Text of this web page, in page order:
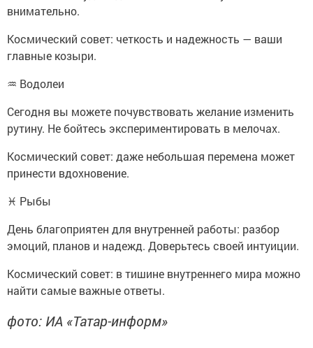
внимательно.
Космический совет: четкость и надежность — ваши
главные козыри.
♒ Водолеи
Сегодня вы можете почувствовать желание изменить
рутину. Не бойтесь экспериментировать в мелочах.
Космический совет: даже небольшая перемена может
принести вдохновение.
♓ Рыбы
День благоприятен для внутренней работы: разбор
эмоций, планов и надежд. Доверьтесь своей интуиции.
Космический совет: в тишине внутреннего мира можно
найти самые важные ответы.
фото: ИА «Татар-информ»